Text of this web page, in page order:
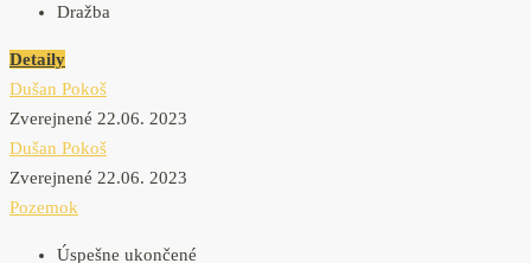
Dražba
Detaily
Dušan Pokoš
Zverejnené 22.06. 2023
Dušan Pokoš
Zverejnené 22.06. 2023
Pozemok
Úspešne ukončené